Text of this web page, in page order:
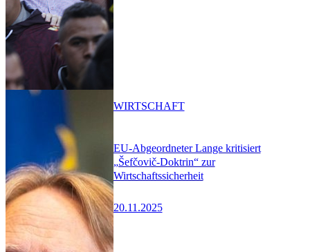
EU-Abgeordneter Lange kritisiert
„Šefčovič-Doktrin“ zur
Wirtschaftssicherheit
20.11.2025
WIRTSCHAFT